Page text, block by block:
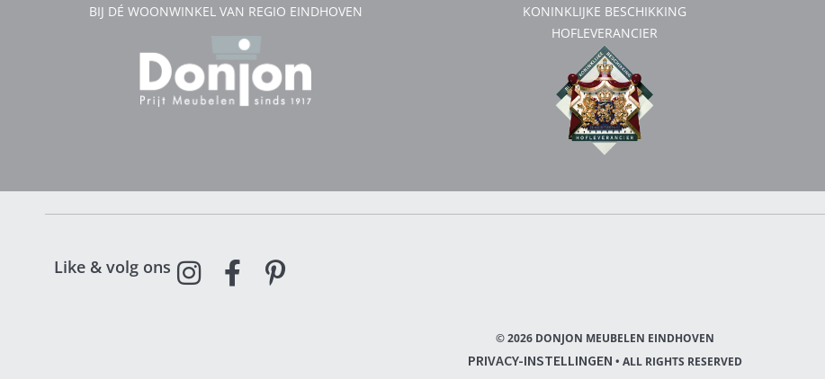
BIJ DÉ WOONWINKEL VAN REGIO EINDHOVEN
KONINKLIJKE BESCHIKKING
HOFLEVERANCIER
Like & volg ons
© 2026 DONJON MEUBELEN EINDHOVEN
PRIVACY-INSTELLINGEN • ALL RIGHTS RESERVED